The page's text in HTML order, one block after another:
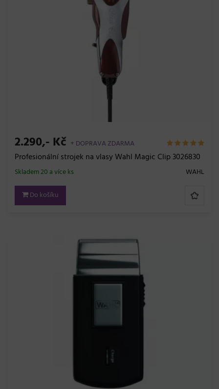
2.290,- Kč + DOPRAVA ZDARMA
Profesionální strojek na vlasy Wahl Magic Clip 3026830
WAHL
Skladem 20 a více ks
Do košíku